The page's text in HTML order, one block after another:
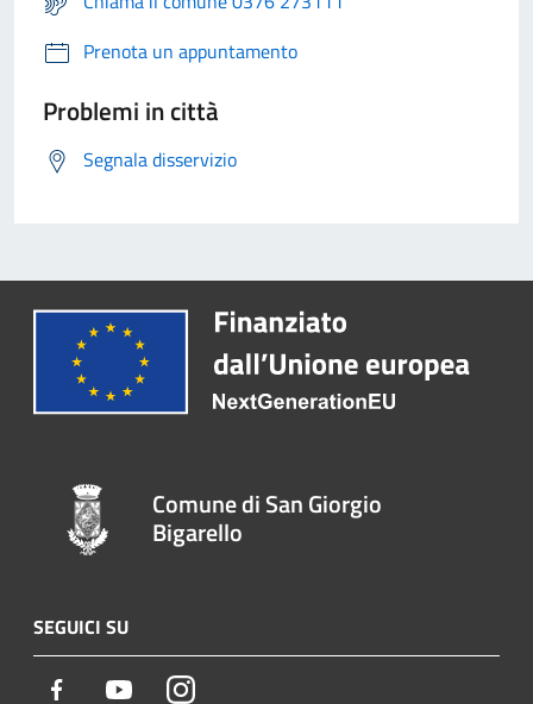
Prenota un appuntamento
Problemi in città
Segnala disservizio
Comune di San Giorgio
Bigarello
SEGUICI SU
Facebook YoutubeInstagram